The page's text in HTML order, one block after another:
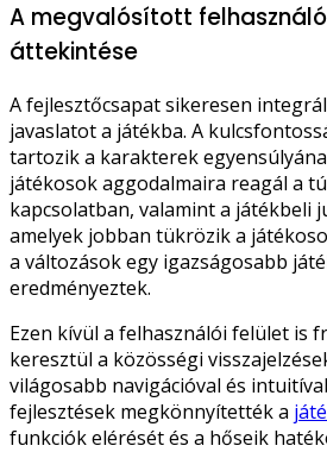
A megvalósított
áttekintése
A fejlesztőcsapat sikeresen
javaslatot a játékba. A
tartozik a karakterek
játékosok aggodalmaira reagál a
kapcsolatban, valamint a játékbeli
amelyek jobban tükrözik a
a változások egy igazságosabb
eredményeztek.
Ezen kívül a felhasználói felület is
keresztül a közösségi
világosabb navigációval és
fejlesztések megkönnyítették a
funkciók elérését és a hőseik